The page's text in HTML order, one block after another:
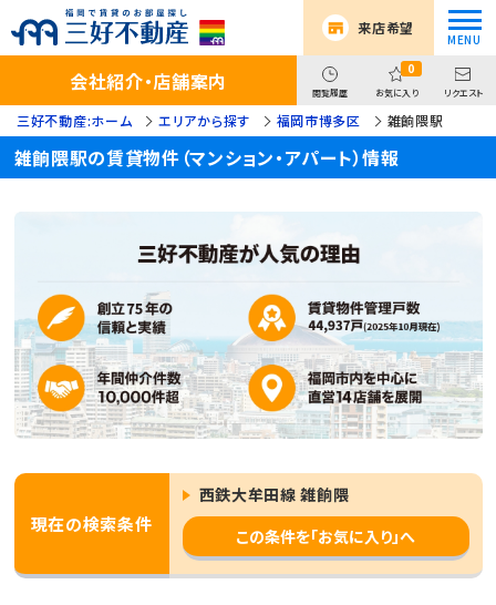
来店希望
会社紹介・店舗案内 閲覧履歴
0
お気に入り リクエスト
三好不動産:ホーム エリアから探す 福岡市博多区 雑餉隈駅
雑餉隈駅の賃貸物件（マンション・アパート）情報
現在の検索条件
西鉄大牟田線 雑餉隈
この条件を「お気に入り」へ